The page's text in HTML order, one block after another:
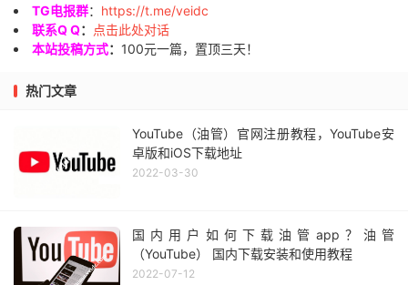
TG电报群： https://t.me/veidc
联系Q Q：
点击此处对话
本站投稿方式： 100元一篇，置顶三天！
热门文章
YouTube（油管）官网注册教程，YouTube安
卓版和iOS下载地址
2022-03-30
国内用户如何下载油管app？油管
（YouTube） 国内下载安装和使用教程
2022-07-12